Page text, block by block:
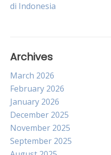
navigation
di Indonesia
Archives
March 2026
February 2026
January 2026
December 2025
November 2025
September 2025